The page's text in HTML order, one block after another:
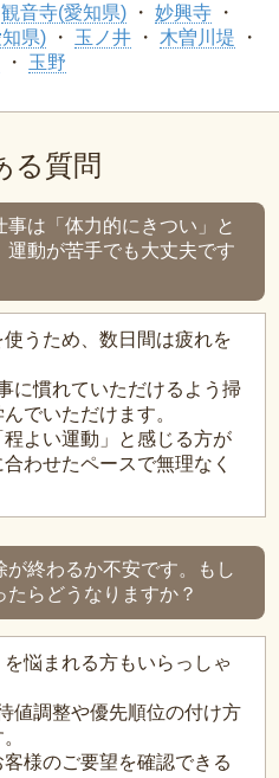
観音寺(愛知県)
妙興寺
県) 玉ノ井
木曽川堤
玉野
る質問
事は「体力的にきつい」と
運動が苦手でも大丈夫です
うため、数日間は疲れを
に慣れていただけるよう掃
でいただけます。
よい運動」と感じる方が
わせたペースで無理なく
が終わるか不安です。もし
たらどうなりますか？
悩まれる方もいらっしゃ
値調整や優先順位の付け方
様のご要望を確認できる